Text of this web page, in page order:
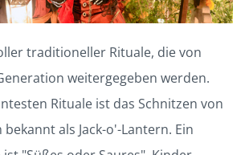
traditioneller Rituale, die von
weitergegeben werden.
Rituale ist das Schnitzen von
als Jack-o'-Lantern. Ein